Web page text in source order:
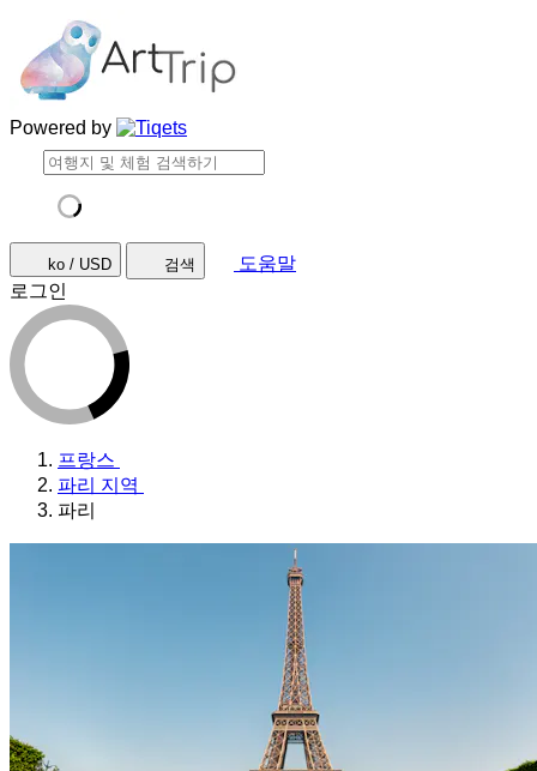
Powered by
ko / USD 검색
도움말
로그인
프랑스
파리 지역
파리